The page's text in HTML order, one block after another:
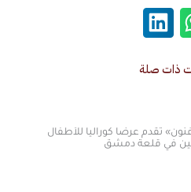
كورالياً للأطفال
دمشق